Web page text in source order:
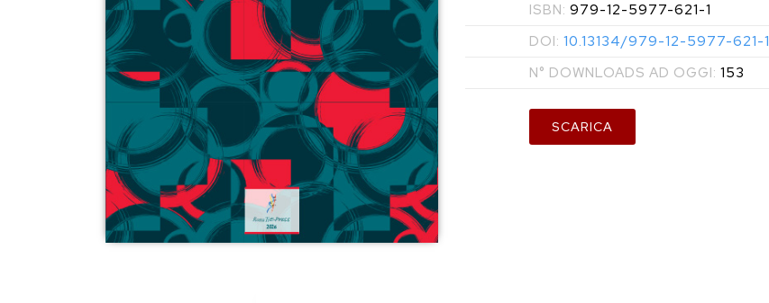
ISBN: 979-12-5977-621-1
DOI: 10.13134/979-12-5977-621-1
N° DOWNLOADS AD OGGI: 153
SCARICA